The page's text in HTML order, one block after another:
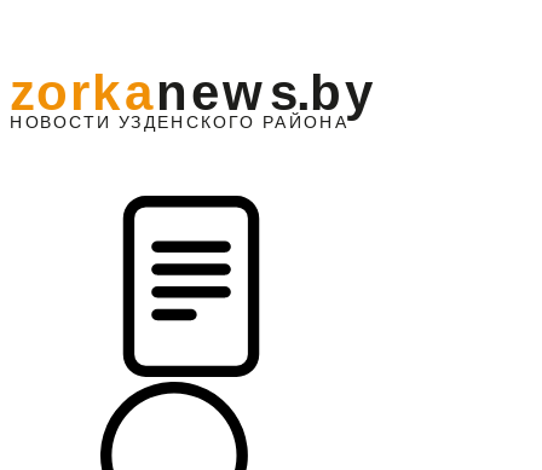
НО ВОСТИ УЗДЕНС КО ГО РАЙОНА
zorkanews.by